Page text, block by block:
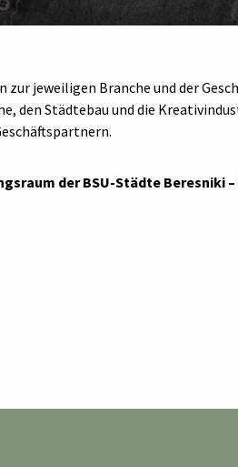
jeweiligen Branche und der
den Städtebau und die
der BSU-Städte Beresniki